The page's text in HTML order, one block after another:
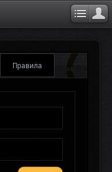
Правила